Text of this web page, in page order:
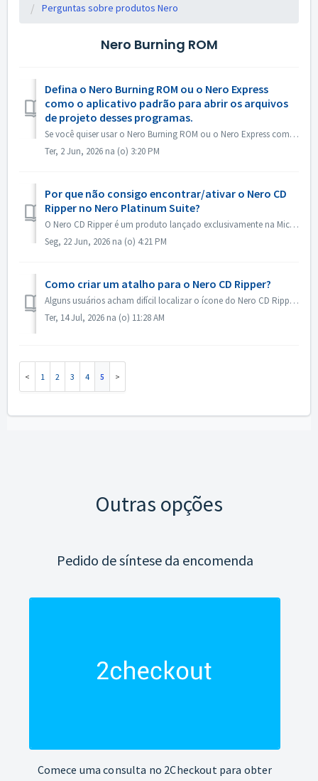
Perguntas sobre produtos Nero
Nero Burning ROM
Defina o Nero Burning ROM ou o Nero Express
como o aplicativo padrão para abrir os arquivos
de projeto desses programas.
Se você quiser usar o Nero Burning ROM ou o Nero Express como o aplicativo padrão para abrir arquivos de projeto do Nero Burning ROM ou projetos do Nero Exp...
Ter, 2 Jun, 2026 na (o) 3:20 PM
Por que não consigo encontrar/ativar o Nero CD
Ripper no Nero Platinum Suite?
O Nero CD Ripper é um produto lançado exclusivamente na Microsoft Store (https://apps.microsoft.com/detail/9NSNQ0CPD06G) e não está incluído no Nero Platinu...
Seg, 22 Jun, 2026 na (o) 4:21 PM
Como criar um atalho para o Nero CD Ripper?
Alguns usuários acham difícil localizar o ícone do Nero CD Ripper e precisam acessar a Microsoft Store todas as vezes para abri-lo. Na verdade, o ícone do ...
Ter, 14 Jul, 2026 na (o) 11:28 AM
1 2 3 4 5
Outras opções
Pedido de síntese da encomenda
Comece uma consulta no 2Checkout para obter